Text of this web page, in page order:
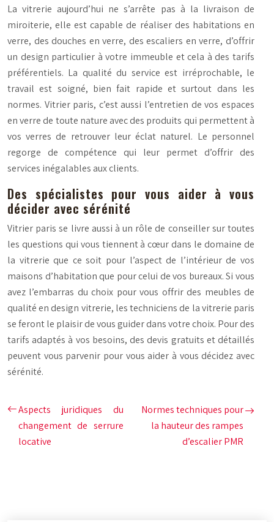
La vitrerie aujourd’hui ne s’arrête pas à la livraison de
miroiterie, elle est capable de réaliser des habitations en
verre, des douches en verre, des escaliers en verre, d’offrir
un design particulier à votre immeuble et cela à des tarifs
préférentiels. La qualité du service est irréprochable, le
travail est soigné, bien fait rapide et surtout dans les
normes. Vitrier paris, c’est aussi l’entretien de vos espaces
en verre de toute nature avec des produits qui permettent à
vos verres de retrouver leur éclat naturel. Le personnel
regorge de compétence qui leur permet d’offrir des
services inégalables aux clients.
Des spécialistes pour vous aider à vous
décider avec sérénité
Vitrier paris se livre aussi à un rôle de conseiller sur toutes
les questions qui vous tiennent à cœur dans le domaine de
la vitrerie que ce soit pour l’aspect de l’intérieur de vos
maisons d’habitation que pour celui de vos bureaux. Si vous
avez l’embarras du choix pour vous offrir des meubles de
qualité en design vitrerie, les techniciens de la vitrerie paris
se feront le plaisir de vous guider dans votre choix. Pour des
tarifs adaptés à vos besoins, des devis gratuits et détaillés
peuvent vous parvenir pour vous aider à vous décidez avec
sérénité.
Aspects juridiques du
changement de serrure
locative
Normes techniques pour
la hauteur des rampes
d’escalier PMR